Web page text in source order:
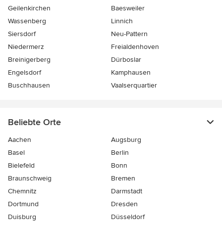
Geilenkirchen
Baesweiler
Wassenberg
Linnich
Siersdorf
Neu-Pattern
Niedermerz
Freialdenhoven
Breinigerberg
Dürboslar
Engelsdorf
Kamphausen
Buschhausen
Vaalserquartier
Beliebte Orte
Aachen
Augsburg
Basel
Berlin
Bielefeld
Bonn
Braunschweig
Bremen
Chemnitz
Darmstadt
Dortmund
Dresden
Duisburg
Düsseldorf